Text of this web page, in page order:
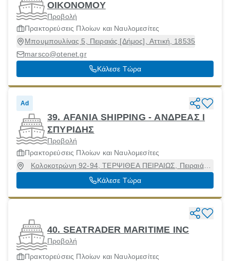
ΟΙΚΟΝΟΜΟΥ
Προβολή
Πρακτορεύσεις Πλοίων και Ναυλομεσίτες
Μπουμπουλίνας 5, Πειραιάς [Δήμος], Αττική, 18535
marsco@otenet.gr
Κάλεσε Τώρα
Ad
39. AFANIA SHIPPING - ΑΝΔΡΕΑΣ Ι
ΣΠΥΡΙΔΗΣ
Προβολή
Πρακτορεύσεις Πλοίων και Ναυλομεσίτες
Κολοκοτρώνη 92-94, ΤΕΡΨΙΘΕΑ ΠΕΙΡΑΙΩΣ, Πειραιάς
[Δήμος], Αττική, 18535
Κάλεσε Τώρα
40. SEATRADER MARITIME INC
Προβολή
Πρακτορεύσεις Πλοίων και Ναυλομεσίτες